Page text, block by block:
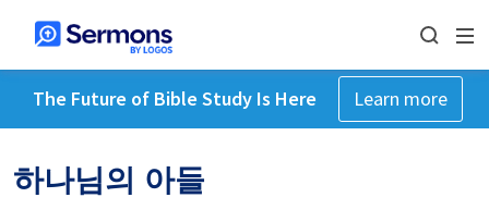
The Future of Bible Study Is Here Learn more
하나님의 아들